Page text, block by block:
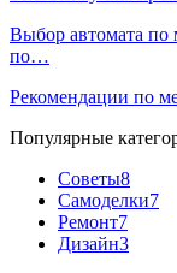
Выбор автомата по
по…
Рекомендации по
Популярные
Советы8
Самоделки7
Ремонт7
Дизайн3